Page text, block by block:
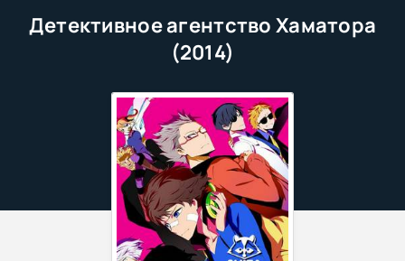
Детективное агентство Хаматора
(2014)